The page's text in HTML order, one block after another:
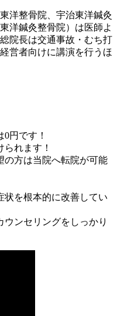
洋整骨院、宇治東洋鍼灸
洋鍼灸整骨院）は医師よ
院長は交通事故・むち打
営者向けに講演を行うほ
0円 です！
れます！
の方は当院へ転院が可能
状を根本的に改善してい
ウンセリングをしっかり